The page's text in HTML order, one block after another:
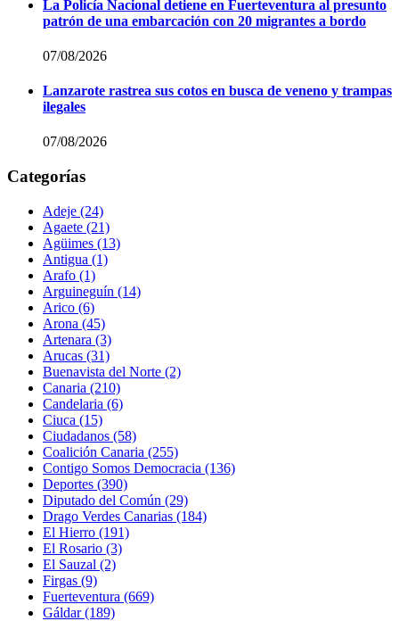
La Policía Nacional detiene en Fuerteventura al presunto
patrón de una embarcación con 20 migrantes a bordo
07/08/2026
Lanzarote rastrea sus cotos en busca de veneno y trampas
ilegales
07/08/2026
Categorías
Adeje (24)
Agaete (21)
Agüimes (13)
Antigua (1)
Arafo (1)
Arguineguín (14)
Arico (6)
Arona (45)
Artenara (3)
Arucas (31)
Buenavista del Norte (2)
Canaria (210)
Candelaria (6)
Ciuca (15)
Ciudadanos (58)
Coalición Canaria (255)
Contigo Somos Democracia (136)
Deportes (390)
Diputado del Común (29)
Drago Verdes Canarias (184)
El Hierro (191)
El Rosario (3)
El Sauzal (2)
Firgas (9)
Fuerteventura (669)
Gáldar(189)